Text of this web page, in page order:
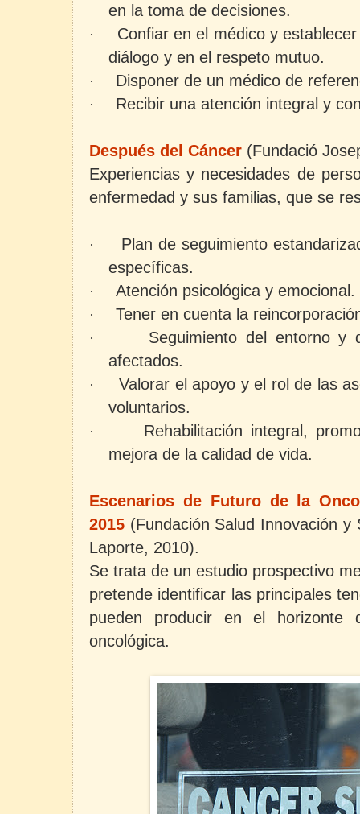
en la toma de decisiones.
·
Confiar en el médico y
diálogo y en el respeto mutuo.
· Disponer de un médico de
· Recibir una atención integral y
Después del Cáncer (Fundació
Experiencias y necesidades de
enfermedad y sus familias, que se
·
Plan de seguimiento
específicas.
· Atención psicológica y emocional.
· Tener en cuenta la
·
Seguimiento del entorno
afectados.
·
Valorar el apoyo y el rol de las
voluntarios.
·
Rehabilitación integral,
mejora de la calidad de vida.
Escenarios de Futuro de la
2015 (Fundación Salud Innovación y
Laporte, 2010).
Se trata de un estudio prospectivo
pretende identificar las principales
pueden producir en el horizonte
oncológica.